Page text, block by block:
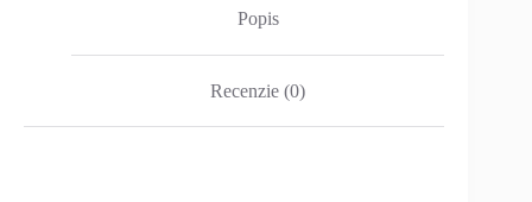
Popis
Recenzie (0)